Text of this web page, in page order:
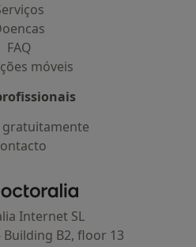
FAQ
móveis
gratuitamente
Doctoralia - Homepage
Internet SL
Building B2, floor 13